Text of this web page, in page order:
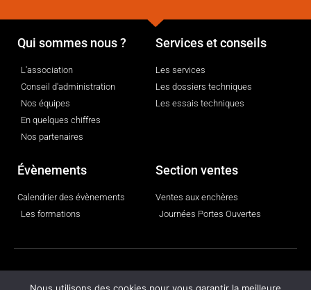
Qui sommes nous ?
L'association
Conseil d'administration
Nos équipes
En quelques chiffres
Nos partenaires
Services et conseils
Les services
Les dossiers techniques
Les essais techniques
Évènements
Calendrier des évènements
Les formations
Section ventes
Ventes aux enchères
Journées Portes Ouvertes
© 2025 ajccom - tous droits réservés